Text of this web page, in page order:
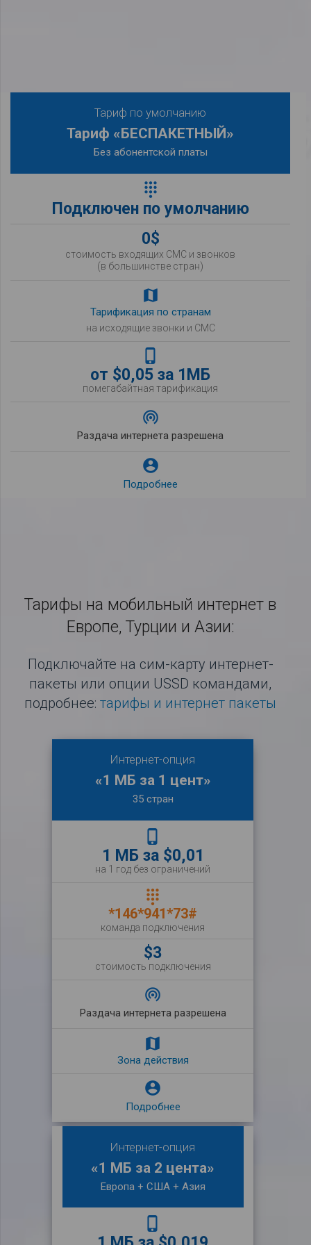
Тариф по умолчанию
Тариф «БЕСПАКЕТНЫЙ»
Без абонентской платы
dialpad
Подключен по умолчанию
0$
стоимость входящих СМС и звонков
(в большинстве стран)
map
Тарификация по странам
на исходящие звонки и СМС
phone_iphone
от $0,05 за 1МБ
помегабайтная тарификация
wifi_tethering
Раздача интернета разрешена

Подробнее
Тарифы на мобильный интернет в
Европе, Турции и Азии:
Подключайте на сим-карту интернет-
пакеты или опции USSD командами,
подробнее: тарифы и интернет пакеты
Интернет-опция
«1 МБ за 1 цент»
35 стран
phone_iphone
1 МБ за $0,01
на 1 год без ограничений
dialpad
*146*941*73#
команда подключения
$3
стоимость подключения
wifi_tethering
Раздача интернета разрешена
map
Зона действия

Подробнее
Интернет-опция
«1 МБ за 2 цента»
Европа + США + Азия
phone_iphone